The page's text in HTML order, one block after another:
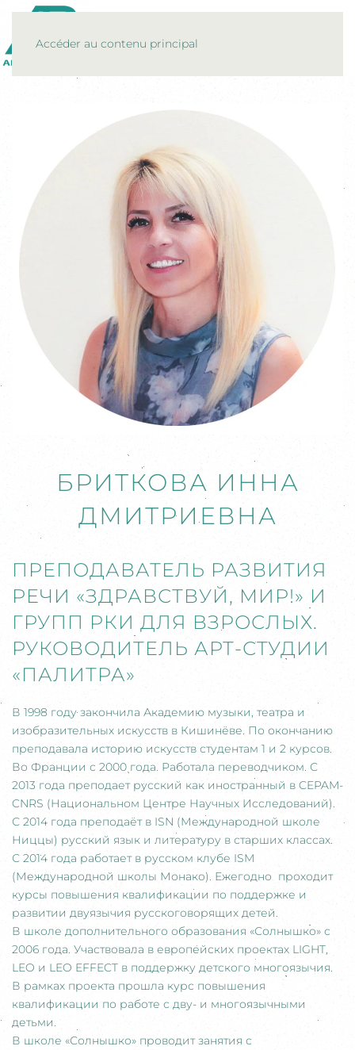
Accéder au contenu principal
БРИТКОВА ИННА
ДМИТРИЕВНА
ПРЕПОДАВАТЕЛЬ РАЗВИТИЯ
РЕЧИ «ЗДРАВСТВУЙ, МИР!» И
ГРУПП РКИ ДЛЯ ВЗРОСЛЫХ.
РУКОВОДИТЕЛЬ АРТ-СТУДИИ
«ПАЛИТРА»
В 1998 году закончила Академию музыки, театра и
изобразительных искусств в Кишинёве. По окончанию
преподавала историю искусств студентам 1 и 2 курсов.
Во Франции с 2000 года. Работала переводчиком. С
2013 года преподает русский как иностранный в CEPAM-
CNRS (Национальном Центре Научных Исследований).
С 2014 года преподаёт в ISN (Международной школе
Ниццы) русский язык и литературу в старших классах.
С 2014 года работает в русском клубе ISM
(Международной школы Монако). Ежегодно проходит
курсы повышения квалификации по поддержке и
развитии двуязычия русскоговорящих детей.
В школе дополнительного образования «Солнышко» с
2006 года. Участвовала в европейских проектах LIGHT,
LEO и LEO EFFECT в поддержку детского многоязычия.
В рамках проекта прошла курс повышения
квалификации по работе с дву- и многоязычными
детьми.
В школе «Солнышко» проводит занятия с